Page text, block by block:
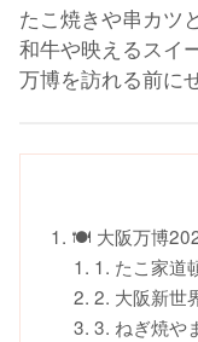
たこ焼きや串カツ
和牛や映えるスイ
万博を訪れる前に
🍽 大阪万博
1. たこ家道
2. 大阪新世
3. ねぎ焼や